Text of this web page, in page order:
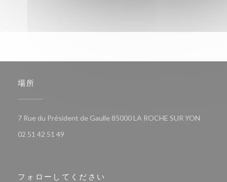
場所
7 Rue du Président de Gaulle 85000 LA ROCHE SUR YON
02 51 42 51 49
フォローしてください